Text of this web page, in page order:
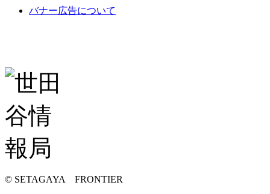
バナー広告について
© SETAGAYA FRONTIER